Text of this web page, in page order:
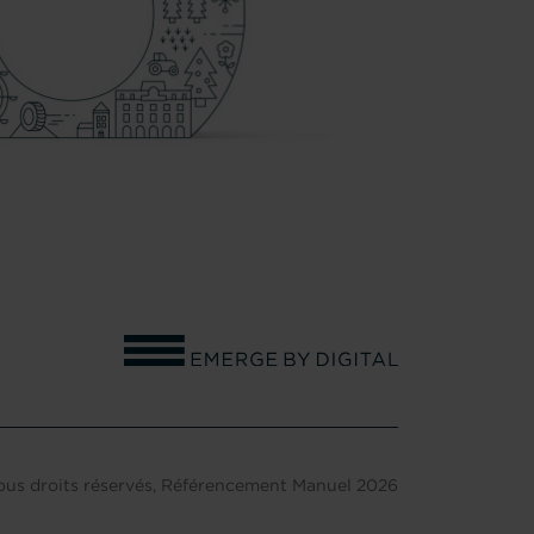
droits réservés, Référencement Manuel 2026